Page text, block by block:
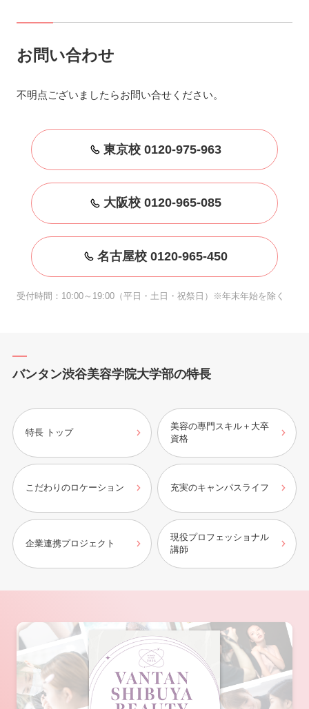
お問い合わせ
不明点ございましたらお問い合せください。
東京校 0120-975-963
大阪校 0120-965-085
名古屋校 0120-965-450
受付時間：10:00～19:00（平日・土日・祝祭日）※年末年始を除く
バンタン渋谷美容学院大学部の特長
特長 トップ
美容の專門スキル＋大卒
資格
こだわりのロケーション 充実のキャンパスライフ
企業連携プロジェクト
現役プロフェッショナル
講師